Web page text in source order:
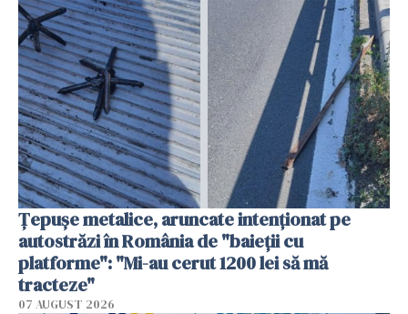
Țepușe metalice, aruncate intenționat pe
autostrăzi în România de "baieții cu
platforme": "Mi-au cerut 1200 lei să mă
tracteze"
07 AUGUST 2026